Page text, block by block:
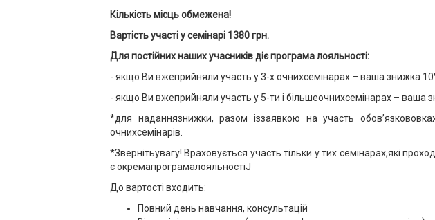
Кількість місць обмежена!
Вартість участі у семінарі 1380 грн.
Для постійних наших учасників діє програма лояльності:
- якщо Ви вжеприйняли участь у 3-х очнихсемінарах – ваша знижка
- якщо Ви вжеприйняли участь у 5-ти і більшеочнихсемінарах – ваша
*для наданнязнижки, разом іззаявкою на участь
очнихсемінарів.
*Звернітьувагу! Враховується участь тільки у тих семінарах,які
є окремапрограмалояльностіJ
До вартості входить:
Повний день навчання, консультацій